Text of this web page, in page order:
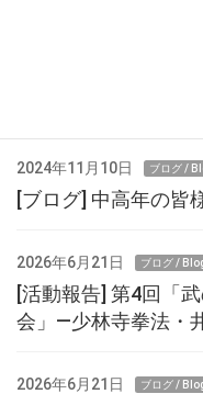
2024年11月10日 ブログ /
[ブログ] 中高年の皆
2026年6月21日 ブログ /
[活動報告] 第4回「
会」—少林寺拳法・
2026年6月21日 ブログ /